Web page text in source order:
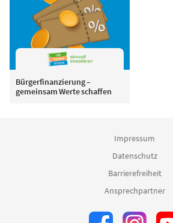
Bürgerfinanzierung –
gemeinsam Werte schaffen
Impressum
Datenschutz
Barrierefreiheit
Ansprechpartner